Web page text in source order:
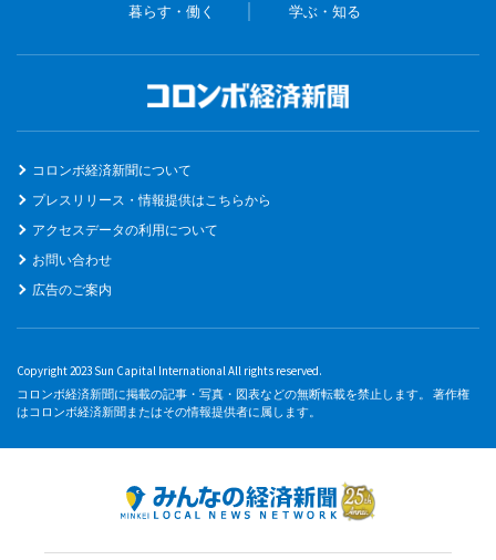
暮らす・働く 学ぶ・知る
コロンボ経済新聞について
プレスリリース・情報提供はこちらから
アクセスデータの利用について
お問い合わせ
広告のご案内
Copyright 2023 Sun Capital International All rights reserved.
コロンボ経済新聞に掲載の記事・写真・図表などの無断転載を禁止します。 著作権
はコロンボ経済新聞またはその情報提供者に属します。